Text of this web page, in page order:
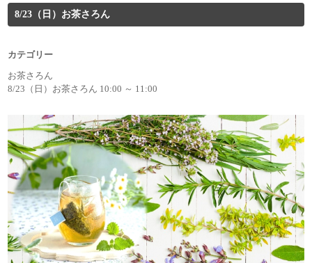
8/23（日）お茶さろん
カテゴリー
お茶さろん
8/23（日）お茶さろん 10:00 ～ 11:00